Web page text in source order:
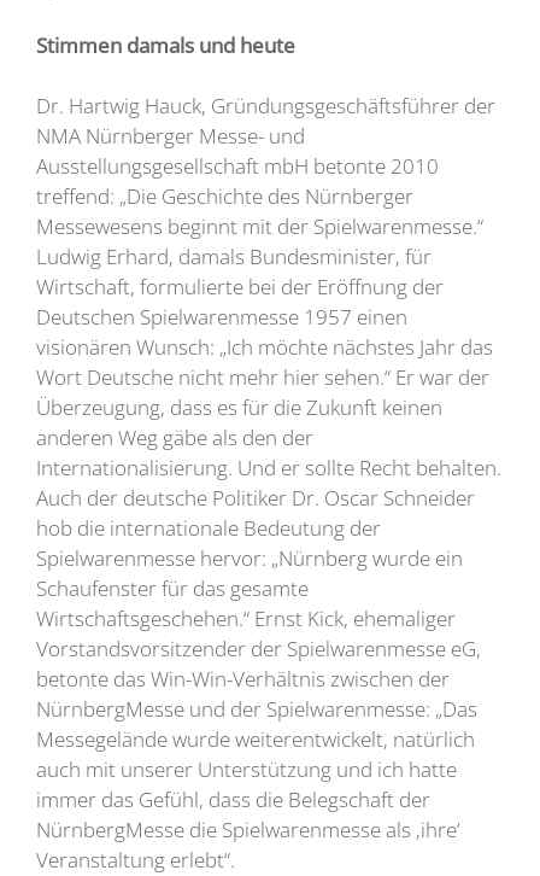
Stimmen damals und heute
Dr. Hartwig Hauck, Gründungsgeschäftsführer der
NMA Nürnberger Messe- und
Ausstellungsgesellschaft mbH betonte 2010
treffend: „Die Geschichte des Nürnberger
Messewesens beginnt mit der Spielwarenmesse.“
Ludwig Erhard, damals Bundesminister, für
Wirtschaft, formulierte bei der Eröffnung der
Deutschen Spielwarenmesse 1957 einen
visionären Wunsch: „Ich möchte nächstes Jahr das
Wort Deutsche nicht mehr hier sehen.“ Er war der
Überzeugung, dass es für die Zukunft keinen
anderen Weg gäbe als den der
Internationalisierung. Und er sollte Recht behalten.
Auch der deutsche Politiker Dr. Oscar Schneider
hob die internationale Bedeutung der
Spielwarenmesse hervor: „Nürnberg wurde ein
Schaufenster für das gesamte
Wirtschaftsgeschehen.“ Ernst Kick, ehemaliger
Vorstandsvorsitzender der Spielwarenmesse eG,
betonte das Win-Win-Verhältnis zwischen der
NürnbergMesse und der Spielwarenmesse: „Das
Messegelände wurde weiterentwickelt, natürlich
auch mit unserer Unterstützung und ich hatte
immer das Gefühl, dass die Belegschaft der
NürnbergMesse die Spielwarenmesse als ‚ihre‘
Veranstaltung erlebt“.